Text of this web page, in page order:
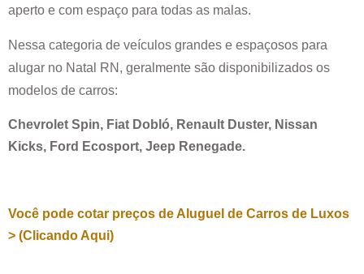
aperto e com espaço para todas as malas.
Nessa categoria de veículos grandes e espaçosos para
alugar no Natal RN , geralmente são disponibilizados os
modelos de carros:
Chevrolet Spin, Fiat Dobló, Renault Duster, Nissan
Kicks, Ford Ecosport, Jeep Renegade.
Você pode cotar preços de Aluguel de Carros de Luxos
> (Clicando Aqui)